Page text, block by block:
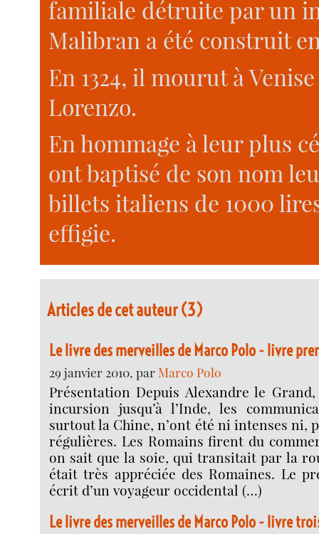
familiale détruite par un
Malibran a été construit
En 1324, il mourut à
Lorenzo.
En hommage à leur plus
ont baptisé de son nom
billets italiens de 1000
effigie.
Articles de cet auteur (3)
Le livre des merveilles de Marco Polo - livre
29 janvier 2010, parMarco Polo
Présentation Depuis Alexandre le
incursion jusqu’à l’Inde, les
surtout la Chine, n’ont été ni intenses ni,
régulières. Les Romains firent du
on sait que la soie, qui transitait par la
était très appréciée des Romaines. Le
écrit d’un voyageur occidental (…)
Le livre des merveilles de Marco Polo - livre